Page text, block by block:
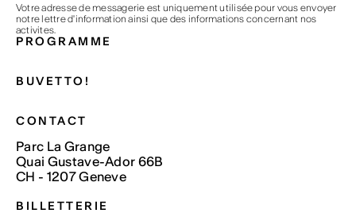
Votre adresse de messagerie est uniquement utilisée pour vous envoyer
notre lettre d'information ainsi que des informations concernant nos
activites.
PROGRAMME
BUVETTO!
CONTACT
Parc La Grange
Quai Gustave-Ador 66B
CH - 1207 Geneve
BILLETTERIE